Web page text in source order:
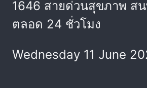
1646 สายด่วนสุขภาพ ส
ตลอด 24 ชั่วโมง
Wednesday 11 June